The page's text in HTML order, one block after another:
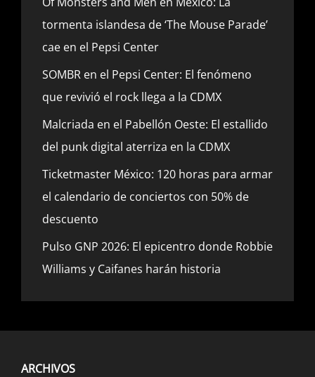
tormenta islandesa de ‘The Mouse Parade’
cae en el Pepsi Center
SOMBR en el Pepsi Center: El fenómeno
que revivió el rock llega a la CDMX
Malcriada en el Pabellón Oeste: El estallido
del punk digital aterriza en la CDMX
Ticketmaster México: 120 horas para armar
el calendario de conciertos con 50% de
descuento
Pulso GNP 2026: El epicentro donde Robbie
Williams y Caifanes harán historia
ARCHIVOS